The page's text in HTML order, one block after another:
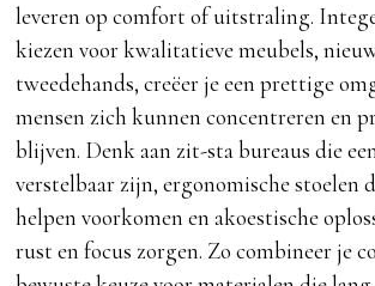
leveren op comfort of uitstraling.
kiezen voor kwalitatieve meubels,
tweedehands, creëer je een prettige
mensen zich kunnen concentreren en
blijven. Denk aan zit-sta bureaus die
verstelbaar zijn, ergonomische stoelen
helpen voorkomen en akoestische
rust en focus zorgen. Zo combineer je